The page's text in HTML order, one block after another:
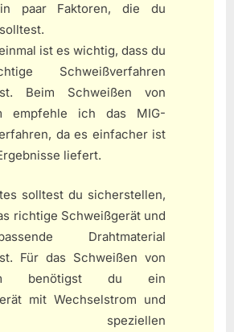
paar Faktoren, die du
ist es wichtig, dass du
Schweißverfahren
Beim Schweißen von
empfehle ich das MIG-
da es einfacher ist
liefert.
solltest du sicherstellen,
richtige Schweißgerät und
Drahtmaterial
Für das Schweißen von
benötigst du ein
mit Wechselstrom und
speziellen